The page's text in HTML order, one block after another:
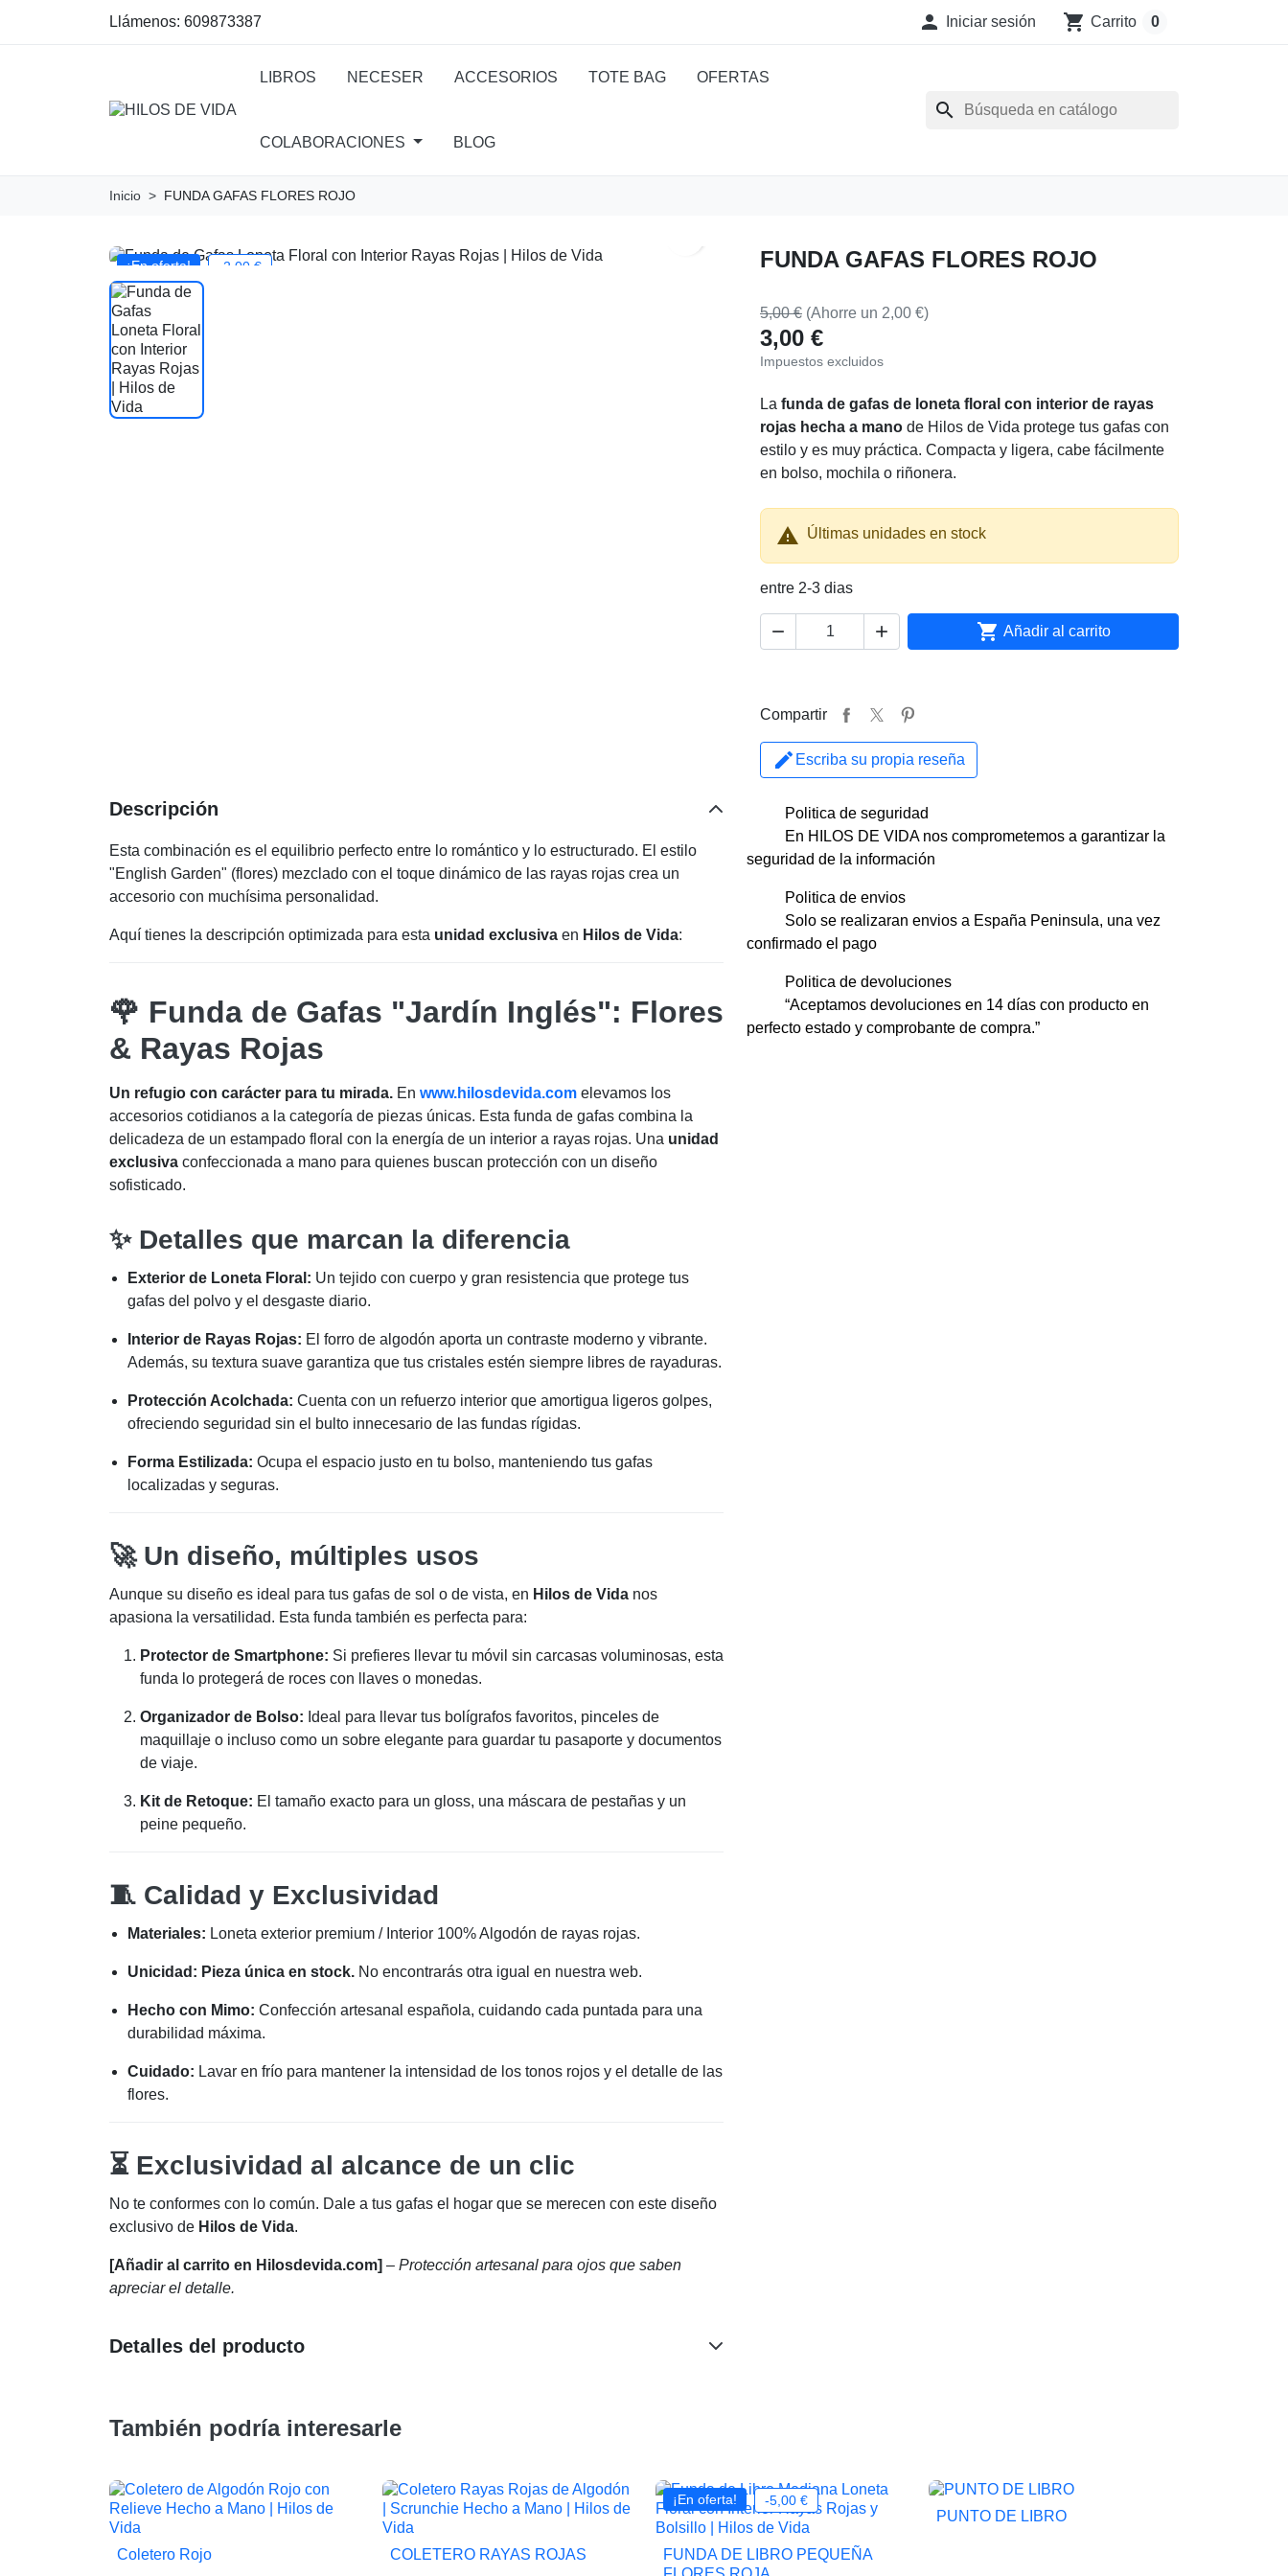
Llámenos: 609873387  Iniciar sesión shopping_cart Carrito 0
LIBROS NECESER ACCESORIOS TOTE BAG OFERTAS
COLABORACIONES BLOG
search
Inicio FUNDA GAFAS FLORES ROJO
¡En oferta! -2,00 € FUNDA GAFAS FLORES ROJO
5,00 € (Ahorre un 2,00 €)
3,00 €
Impuestos excluidos
La funda de gafas de loneta floral con interior de rayas
rojas hecha a mano de Hilos de Vida protege tus gafas con
estilo y es muy práctica. Compacta y ligera, cabe fácilmente
en bolso, mochila o riñonera.
 Últimas unidades en stock
entre 2-3 dias
   Añadir al carrito
Compartir
Escriba su propia reseña
Politica de seguridad
En HILOS DE VIDA nos comprometemos a garantizar la
seguridad de la información
Politica de envios
Solo se realizaran envios a España Peninsula, una vez
confirmado el pago
Politica de devoluciones
“Aceptamos devoluciones en 14 días con producto en
perfecto estado y comprobante de compra.”
Descripción
Esta combinación es el equilibrio perfecto entre lo romántico y lo estructurado. El estilo
"English Garden" (flores) mezclado con el toque dinámico de las rayas rojas crea un
accesorio con muchísima personalidad.
Aquí tienes la descripción optimizada para esta unidad exclusiva en Hilos de Vida:
🌹 Funda de Gafas "Jardín Inglés": Flores
& Rayas Rojas
Un refugio con carácter para tu mirada. En www.hilosdevida.com elevamos los
accesorios cotidianos a la categoría de piezas únicas. Esta funda de gafas combina la
delicadeza de un estampado floral con la energía de un interior a rayas rojas. Una unidad
exclusiva confeccionada a mano para quienes buscan protección con un diseño
sofisticado.
✨ Detalles que marcan la diferencia
Exterior de Loneta Floral: Un tejido con cuerpo y gran resistencia que protege tus
gafas del polvo y el desgaste diario.
Interior de Rayas Rojas: El forro de algodón aporta un contraste moderno y vibrante.
Además, su textura suave garantiza que tus cristales estén siempre libres de rayaduras.
Protección Acolchada: Cuenta con un refuerzo interior que amortigua ligeros golpes,
ofreciendo seguridad sin el bulto innecesario de las fundas rígidas.
Forma Estilizada: Ocupa el espacio justo en tu bolso, manteniendo tus gafas
localizadas y seguras.
🚀 Un diseño, múltiples usos
Aunque su diseño es ideal para tus gafas de sol o de vista, en Hilos de Vida nos
apasiona la versatilidad. Esta funda también es perfecta para:
Protector de Smartphone: Si prefieres llevar tu móvil sin carcasas voluminosas, esta
funda lo protegerá de roces con llaves o monedas.
Organizador de Bolso: Ideal para llevar tus bolígrafos favoritos, pinceles de
maquillaje o incluso como un sobre elegante para guardar tu pasaporte y documentos
de viaje.
Kit de Retoque: El tamaño exacto para un gloss, una máscara de pestañas y un
peine pequeño.
🧵 Calidad y Exclusividad
Materiales: Loneta exterior premium / Interior 100% Algodón de rayas rojas.
Unicidad: Pieza única en stock. No encontrarás otra igual en nuestra web.
Hecho con Mimo: Confección artesanal española, cuidando cada puntada para una
durabilidad máxima.
Cuidado: Lavar en frío para mantener la intensidad de los tonos rojos y el detalle de las
flores.
⏳ Exclusividad al alcance de un clic
No te conformes con lo común. Dale a tus gafas el hogar que se merecen con este diseño
exclusivo de Hilos de Vida.
[Añadir al carrito en Hilosdevida.com] – Protección artesanal para ojos que saben
apreciar el detalle.
Detalles del producto
También podría interesarle
 Vista rápida
Coletero Rojo
 Vista rápida
COLETERO RAYAS ROJAS
¡En oferta! -5,00 €
 Vista rápida
FUNDA DE LIBRO PEQUEÑA
 Vista rápida
PUNTO DE LIBRO